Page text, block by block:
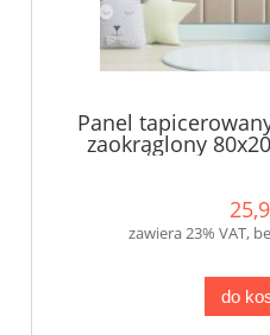
Panel
zaokrąglony
zawiera 23% VAT,
do